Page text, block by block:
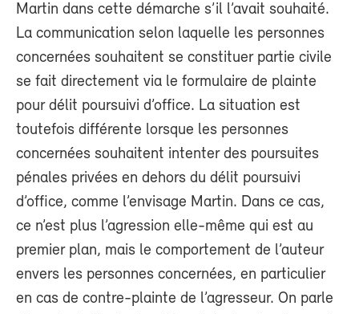
Martin dans cette démarche s’il l’avait souhaité.
La communication selon laquelle les personnes
concernées souhaitent se constituer partie civile
se fait directement via le formulaire de plainte
pour délit poursuivi d’office. La situation est
toutefois différente lorsque les personnes
concernées souhaitent intenter des poursuites
pénales privées en dehors du délit poursuivi
d’office, comme l’envisage Martin. Dans ce cas,
ce n’est plus l’agression elle-même qui est au
premier plan, mais le comportement de l’auteur
envers les personnes concernées, en particulier
en cas de contre-plainte de l’agresseur. On parle